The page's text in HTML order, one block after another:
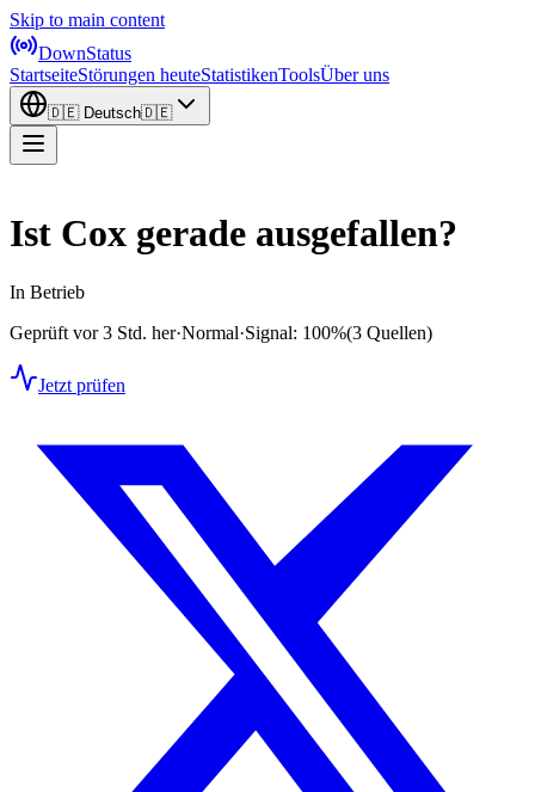
Skip to main content
DownStatus
StartseiteStörungen heuteStatistikenToolsÜber uns
🇩🇪 Deutsch🇩🇪
Ist Cox gerade ausgefallen?
In Betrieb
Geprüft vor 3 Std. her·Normal·Signal: 100%(3 Quellen)
Jetzt prüfen